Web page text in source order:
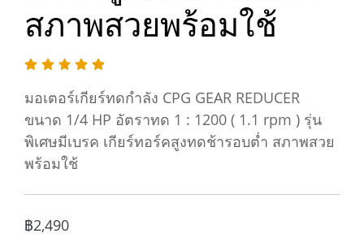
สภาพสวยพร้อมใช้
มอเตอร์เกียร์ทดกำลัง CPG GEAR REDUCER
ขนาด 1/4 HP อัตราทด 1 : 1200 ( 1.1 rpm ) รุ่น
พิเศษมีเบรค เกียร์ทอร์คสูงทดช้ารอบต่ำ สภาพสวย
พร้อมใช้
฿2,490